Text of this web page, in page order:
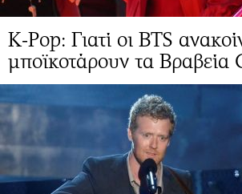
K-Pop: Γιατί οι BTS
μποϊκοτάρουν τα